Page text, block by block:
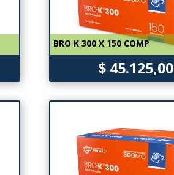
BRO K 300 X 150 COMP
$ 45.125,00